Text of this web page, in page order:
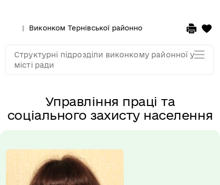
Виконком Тернівської районної у місті ради
Управління праці та
соціального захисту населення
Структурні підрозділи виконкому районної у
місті ради
Служба у справах дітей
Мапа розділу